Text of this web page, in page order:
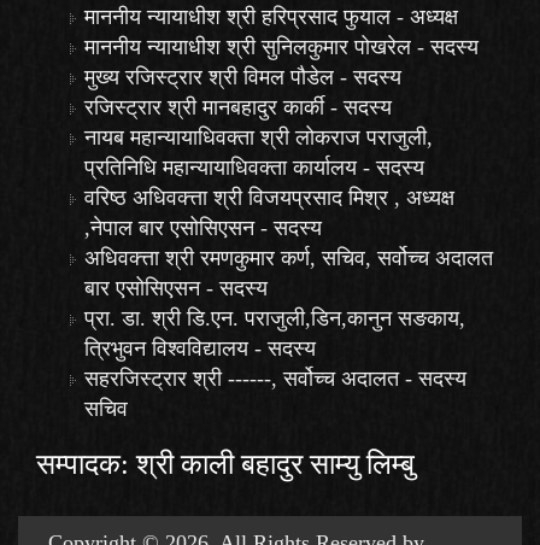
माननीय न्यायाधीश श्री हरिप्रसाद फुयाल - अध्यक्ष
माननीय न्यायाधीश श्री सुनिलकुमार पोखरेल - सदस्य
मुख्य रजिस्ट्रार श्री विमल पौडेल - सदस्य
रजिस्ट्रार श्री मानबहादुर कार्की - सदस्य
नायब महान्यायाधिवक्ता श्री लोकराज पराजुली,
प्रतिनिधि महान्यायाधिवक्ता कार्यालय - सदस्य
वरिष्ठ अधिवक्त्ता श्री विजयप्रसाद मिश्र , अध्यक्ष
,नेपाल बार एसोसिएसन - सदस्य
अधिवक्त्ता श्री रमणकुमार कर्ण, सचिव, सर्वोच्च अदालत
बार एसोसिएसन - सदस्य
प्रा. डा. श्री डि.एन. पराजुली,डिन,कानुन सङकाय,
त्रिभुवन विश्वविद्यालय - सदस्य
सहरजिस्ट्रार श्री ------, सर्वोच्च अदालत - सदस्य
सचिव
सम्पादक: श्री काली बहादुर साम्यु लिम्बु